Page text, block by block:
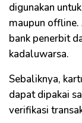
digunakan
maupun offline.
bank penerbit
kadaluwarsa.
Sebaliknya,
dapat dipakai
verifikasi